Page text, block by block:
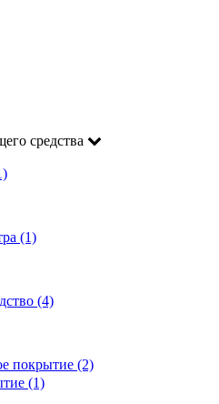
средства
(1)
(4)
покрытие (2)
(1)